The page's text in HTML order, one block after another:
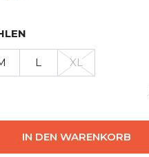
L XL
IN DEN WARENKORB